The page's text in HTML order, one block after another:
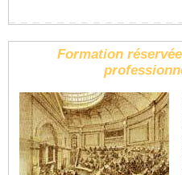
Formation